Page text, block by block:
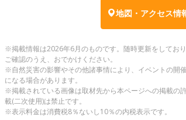
地図・アクセス情
※掲載情報は2026年6月のものです。随時更新をしてお
ご確認のうえ、おでかけください。
※自然災害の影響やその他諸事情により、イベントの開
になる場合があります。
※掲載されている画像は取材先から本ページへの掲載の
載(二次使用)は禁止です。
※表示料金は消費税8％ないし10％の内税表示です。